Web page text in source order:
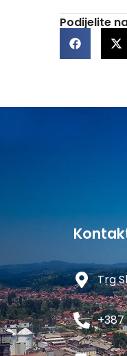
Podijelite
Trg